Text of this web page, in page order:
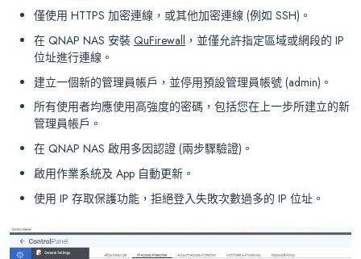
僅使用 HTTPS 加密連線，或其他加密連線 (例如 SSH)。
在 QNAP NAS 安裝 QuFirewall ，並僅允許指定區域或網段的 IP
位址進行連線。
建立一個新的管理員帳戶，並停用預設管理員帳號 (admin)。
所有使用者均應使用高強度的密碼，包括您在上一步所建立的新
管理員帳戶。
在 QNAP NAS 啟用多因認證 (兩步驟驗證)。
啟用作業系統及 App 自動更新。
使用 IP 存取保護功能，拒絕登入失敗次數過多的 IP 位址。